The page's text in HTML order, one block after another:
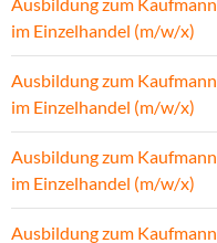
im Einzelhandel (m/w/x)
Ausbildung zum Kaufmann
im Einzelhandel (m/w/x)
Ausbildung zum Kaufmann
im Einzelhandel (m/w/x)
Ausbildung zum Kaufmann